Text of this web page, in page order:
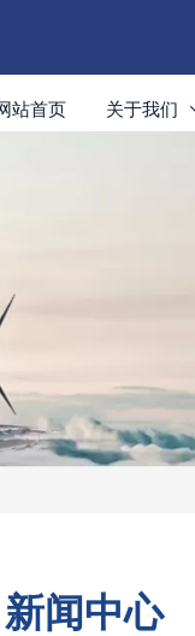
站首页 关于我们
新闻中心